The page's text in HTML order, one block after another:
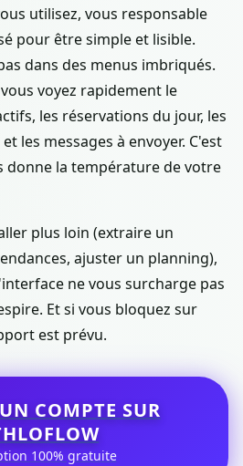
utilisez, vous responsable
pour être simple et lisible.
dans des menus imbriqués.
voyez rapidement le
les réservations du jour, les
les messages à envoyer. C'est
la température de votre
plus loin (extraire un
ajuster un planning),
ne vous surcharge pas
Et si vous bloquez sur
est prévu.
COMPTE SUR
100% gratuite